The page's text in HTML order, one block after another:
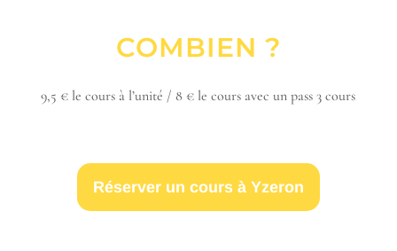
COMBIEN ?
9,5 € le cours à l’unité / 8 € le cours avec un pass 3 cours
Réserver un cours à Yzeron